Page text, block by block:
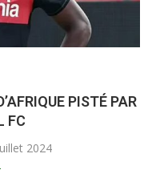
PISTÉ PAR
FC
2024